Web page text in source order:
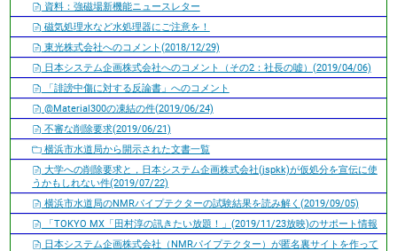
資料：強磁場新機能ニュースレター
磁気処理水など水処理器にご注意を！
東光株式会社へのコメント(2018/12/29)
日本システム企画株式会社へのコメント（その2：社長の嘘）(2019/04/06)
「誹謗中傷に対する反論書」へのコメント
@Material300の凍結の件(2019/06/24)
不審な削除要求(2019/06/21)
横浜市水道局から開示された文書一覧
大学への削除要求と，日本システム企画株式会社(jspkk)が仮処分を宣伝に使
うかもしれない件(2019/07/22)
横浜市水道局のNMRパイプテクターの試験結果を読み解く(2019/09/05)
「TOKYO MX「田村淳の訊きたい放題！」(2019/11/23放映)のサポート情報
日本システム企画株式会社（NMRパイプテクター）が匿名裏サイトを作って